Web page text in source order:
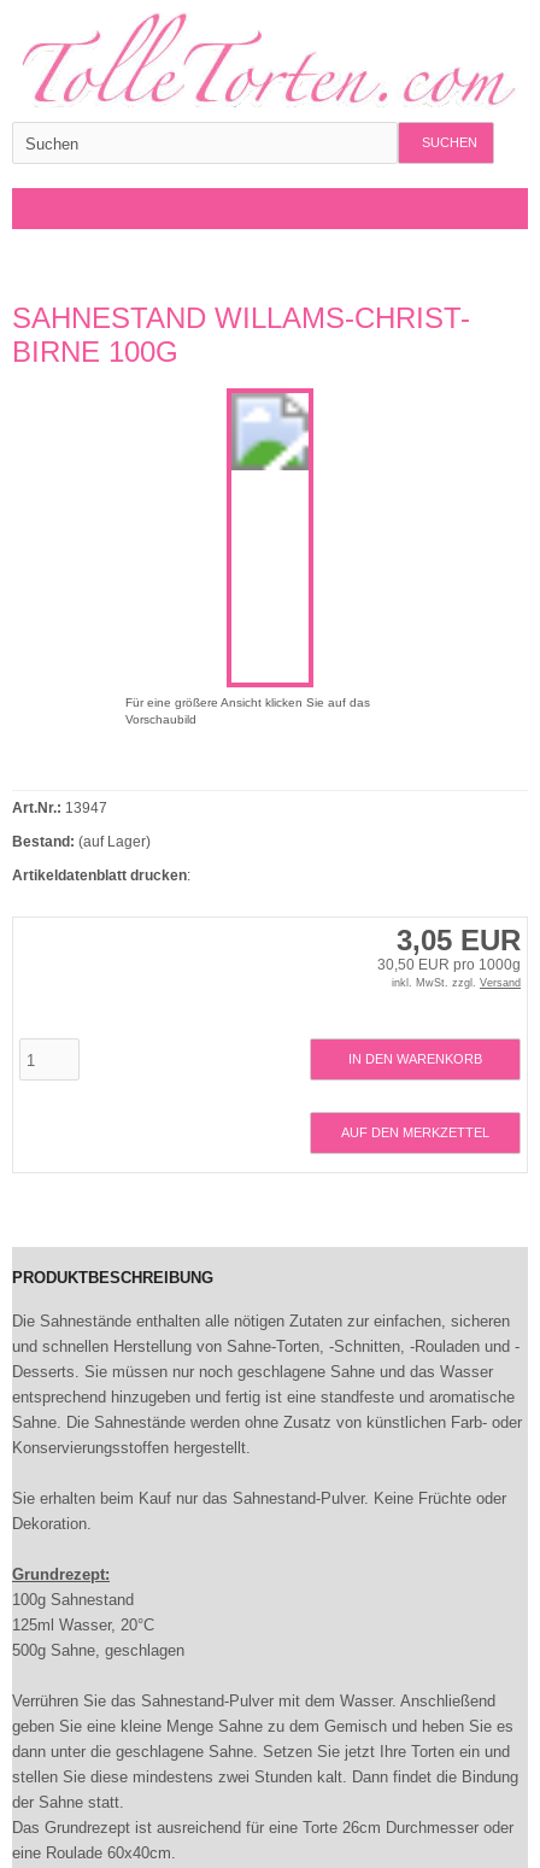
SUCHEN
SAHNESTAND WILLAMS-CHRIST-
BIRNE 100G
Für eine größere Ansicht klicken Sie auf das
Vorschaubild
3,05 EUR
30,50 EUR pro 1000g
inkl. MwSt. zzgl. Versand
IN DEN WARENKORB
AUF DEN MERKZETTEL
Art.Nr.: 13947
Bestand: (auf Lager)
Artikeldatenblatt drucken:
PRODUKTBESCHREIBUNG
Die Sahnestände enthalten alle nötigen Zutaten zur einfachen, sicheren
und schnellen Herstellung von Sahne-Torten, -Schnitten, -Rouladen und -
Desserts. Sie müssen nur noch geschlagene Sahne und das Wasser
entsprechend hinzugeben und fertig ist eine standfeste und aromatische
Sahne. Die Sahnestände werden ohne Zusatz von künstlichen Farb- oder
Konservierungsstoffen hergestellt.
Sie erhalten beim Kauf nur das Sahnestand-Pulver. Keine Früchte oder
Dekoration.
Grundrezept:
100g Sahnestand
125ml Wasser, 20°C
500g Sahne, geschlagen
Verrühren Sie das Sahnestand-Pulver mit dem Wasser. Anschließend
geben Sie eine kleine Menge Sahne zu dem Gemisch und heben Sie es
dann unter die geschlagene Sahne. Setzen Sie jetzt Ihre Torten ein und
stellen Sie diese mindestens zwei Stunden kalt. Dann findet die Bindung
der Sahne statt.
Das Grundrezept ist ausreichend für eine Torte 26cm Durchmesser oder
eine Roulade 60x40cm.